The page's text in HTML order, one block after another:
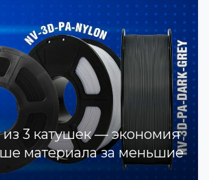
из 3 катушек — экономия
материала за меньшие